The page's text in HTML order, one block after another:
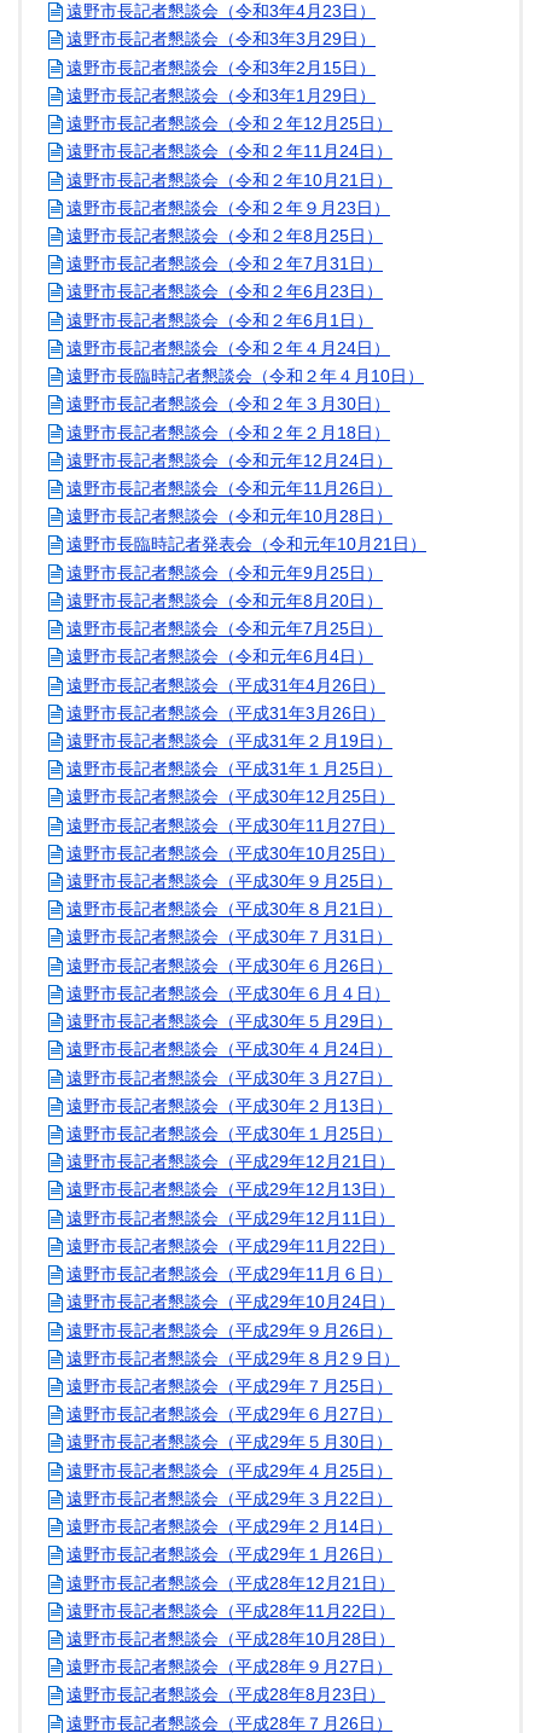
遠野市長記者懇談会（令和3年4月23日）
遠野市長記者懇談会（令和3年3月29日）
遠野市長記者懇談会（令和3年2月15日）
遠野市長記者懇談会（令和3年1月29日）
遠野市長記者懇談会（令和２年12月25日）
遠野市長記者懇談会（令和２年11月24日）
遠野市長記者懇談会（令和２年10月21日）
遠野市長記者懇談会（令和２年９月23日）
遠野市長記者懇談会（令和２年8月25日）
遠野市長記者懇談会（令和２年7月31日）
遠野市長記者懇談会（令和２年6月23日）
遠野市長記者懇談会（令和２年6月1日）
遠野市長記者懇談会（令和２年４月24日）
遠野市長臨時記者懇談会（令和２年４月10日）
遠野市長記者懇談会（令和２年３月30日）
遠野市長記者懇談会（令和２年２月18日）
遠野市長記者懇談会（令和元年12月24日）
遠野市長記者懇談会（令和元年11月26日）
遠野市長記者懇談会（令和元年10月28日）
遠野市長臨時記者発表会（令和元年10月21日）
遠野市長記者懇談会（令和元年9月25日）
遠野市長記者懇談会（令和元年8月20日）
遠野市長記者懇談会（令和元年7月25日）
遠野市長記者懇談会（令和元年6月4日）
遠野市長記者懇談会（平成31年4月26日）
遠野市長記者懇談会（平成31年3月26日）
遠野市長記者懇談会（平成31年２月19日）
遠野市長記者懇談会（平成31年１月25日）
遠野市長記者懇談会（平成30年12月25日）
遠野市長記者懇談会（平成30年11月27日）
遠野市長記者懇談会（平成30年10月25日）
遠野市長記者懇談会（平成30年９月25日）
遠野市長記者懇談会（平成30年８月21日）
遠野市長記者懇談会（平成30年７月31日）
遠野市長記者懇談会（平成30年６月26日）
遠野市長記者懇談会（平成30年６月４日）
遠野市長記者懇談会（平成30年５月29日）
遠野市長記者懇談会（平成30年４月24日）
遠野市長記者懇談会（平成30年３月27日）
遠野市長記者懇談会（平成30年２月13日）
遠野市長記者懇談会（平成30年１月25日）
遠野市長記者懇談会（平成29年12月21日）
遠野市長記者懇談会（平成29年12月13日）
遠野市長記者懇談会（平成29年12月11日）
遠野市長記者懇談会（平成29年11月22日）
遠野市長記者懇談会（平成29年11月６日）
遠野市長記者懇談会（平成29年10月24日）
遠野市長記者懇談会（平成29年９月26日）
遠野市長記者懇談会（平成29年８月2９日）
遠野市長記者懇談会（平成29年７月25日）
遠野市長記者懇談会（平成29年６月27日）
遠野市長記者懇談会（平成29年５月30日）
遠野市長記者懇談会（平成29年４月25日）
遠野市長記者懇談会（平成29年３月22日）
遠野市長記者懇談会（平成29年２月14日）
遠野市長記者懇談会（平成29年１月26日）
遠野市長記者懇談会（平成28年12月21日）
遠野市長記者懇談会（平成28年11月22日）
遠野市長記者懇談会（平成28年10月28日）
遠野市長記者懇談会（平成28年９月27日）
遠野市長記者懇談会（平成28年8月23日）
遠野市長記者懇談会（平成28年７月26日）